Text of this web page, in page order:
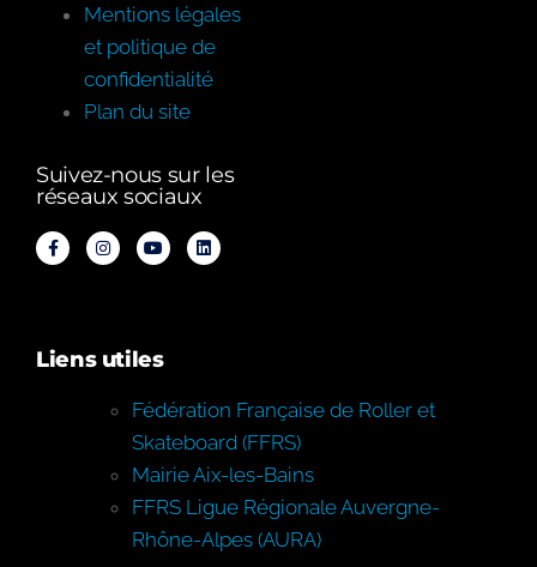
Mentions légales
et politique de
confidentialité
Plan du site
Suivez-nous sur les
réseaux sociaux
Liens utiles
Fédération Française de Roller et
Skateboard (FFRS)
Mairie Aix-les-Bains
FFRS Ligue Régionale Auvergne-
Rhône-Alpes (AURA)